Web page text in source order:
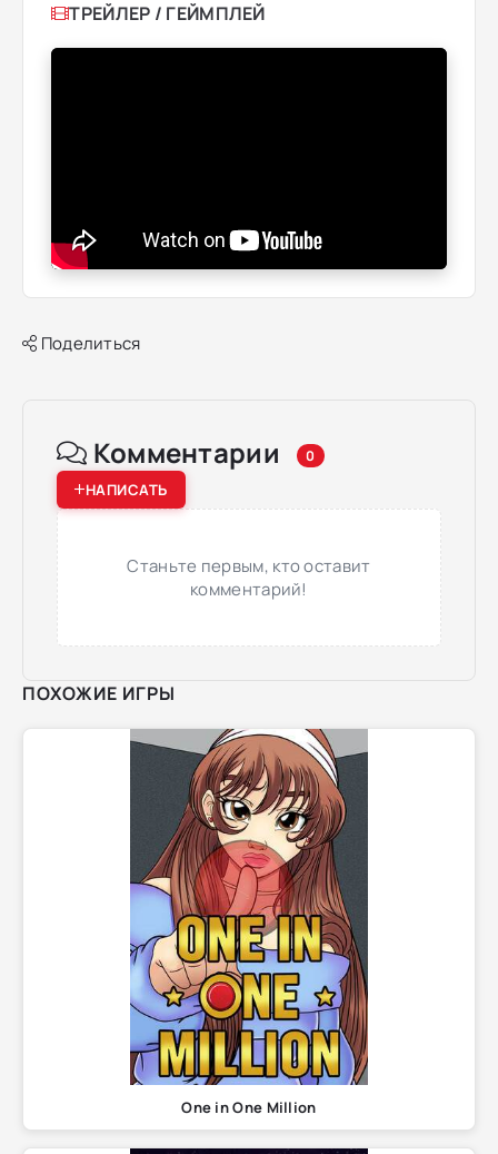
ТРЕЙЛЕР / ГЕЙМПЛЕЙ
Поделиться
Комментарии 0
НАПИСАТЬ
Станьте первым, кто оставит
комментарий!
ПОХОЖИЕ ИГРЫ
One in One Million